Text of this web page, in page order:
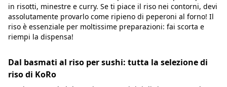
in risotti, minestre e curry. Se ti piace il riso nei contorni, devi
assolutamente provarlo come ripieno di peperoni al forno! Il
riso è essenziale per moltissime preparazioni: fai scorta e
riempi la dispensa!
Dal basmati al riso per sushi: tutta la selezione di
riso di KoRo